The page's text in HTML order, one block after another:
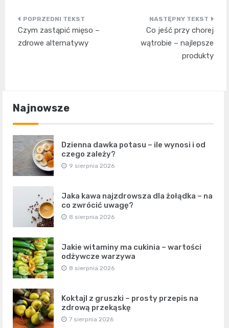
Nawigacja
wpisu
Czym zastąpić mięso –
zdrowe alternatywy
Co jeść przy chorej
wątrobie – najlepsze
produkty
Najnowsze
Dzienna dawka potasu – ile wynosi i od
czego zależy?
9 sierpnia 2026
Jaka kawa najzdrowsza dla żołądka – na
co zwrócić uwagę?
8 sierpnia 2026
Jakie witaminy ma cukinia – wartości
odżywcze warzywa
8 sierpnia 2026
Koktajl z gruszki – prosty przepis na
zdrową przekąskę
7 sierpnia 2026